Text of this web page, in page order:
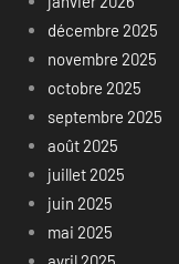
décembre 2025
novembre 2025
octobre 2025
septembre 2025
août 2025
juillet 2025
juin 2025
mai 2025